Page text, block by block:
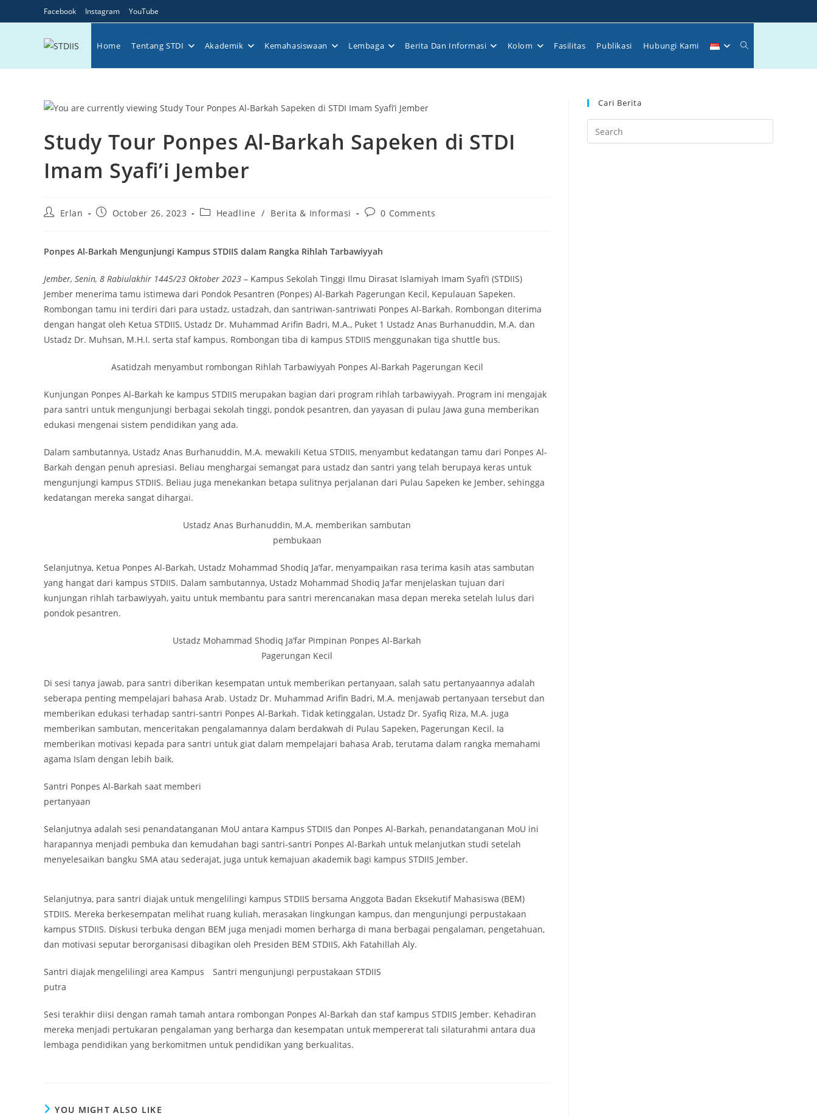
to
Facebook Instagram YouTube
Home Tentang STDI Akademik Kemahasiswaan Lembaga Berita Dan Informasi Kolom Fasilitas Publikasi Hubungi Kami Toggle
Study Tour Ponpes Al-Barkah Sapeken di STDI
Imam Syafi’i Jember
PostErlan
PostOctober 26, 2023
PostHeadline / Berita & Informasi
Post0 Comments
Ponpes Al-Barkah Mengunjungi Kampus STDIIS dalam Rangka Rihlah Tarbawiyyah
Jember, Senin, 8 Rabiulakhir 1445/23 Oktober 2023 – Kampus Sekolah Tinggi Ilmu Dirasat Islamiyah Imam Syafi’i (STDIIS)
Jember menerima tamu istimewa dari Pondok Pesantren (Ponpes) Al-Barkah Pagerungan Kecil, Kepulauan Sapeken.
Rombongan tamu ini terdiri dari para ustadz, ustadzah, dan santriwan-santriwati Ponpes Al-Barkah. Rombongan diterima
dengan hangat oleh Ketua STDIIS, Ustadz Dr. Muhammad Arifin Badri, M.A., Puket 1 Ustadz Anas Burhanuddin, M.A. dan
Ustadz Dr. Muhsan, M.H.I. serta staf kampus. Rombongan tiba di kampus STDIIS menggunakan tiga shuttle bus.
Asatidzah menyambut rombongan Rihlah Tarbawiyyah Ponpes Al-Barkah Pagerungan Kecil
Kunjungan Ponpes Al-Barkah ke kampus STDIIS merupakan bagian dari program rihlah tarbawiyyah. Program ini mengajak
para santri untuk mengunjungi berbagai sekolah tinggi, pondok pesantren, dan yayasan di pulau Jawa guna memberikan
edukasi mengenai sistem pendidikan yang ada.
Dalam sambutannya, Ustadz Anas Burhanuddin, M.A. mewakili Ketua STDIIS, menyambut kedatangan tamu dari Ponpes Al-
Barkah dengan penuh apresiasi. Beliau menghargai semangat para ustadz dan santri yang telah berupaya keras untuk
mengunjungi kampus STDIIS. Beliau juga menekankan betapa sulitnya perjalanan dari Pulau Sapeken ke Jember, sehingga
kedatangan mereka sangat dihargai.
Ustadz Anas Burhanuddin, M.A. memberikan sambutan
pembukaan
Selanjutnya, Ketua Ponpes Al-Barkah, Ustadz Mohammad Shodiq Ja’far, menyampaikan rasa terima kasih atas sambutan
yang hangat dari kampus STDIIS. Dalam sambutannya, Ustadz Mohammad Shodiq Ja’far menjelaskan tujuan dari
kunjungan rihlah tarbawiyyah, yaitu untuk membantu para santri merencanakan masa depan mereka setelah lulus dari
pondok pesantren.
Ustadz Mohammad Shodiq Ja’far Pimpinan Ponpes Al-Barkah
Pagerungan Kecil
Di sesi tanya jawab, para santri diberikan kesempatan untuk memberikan pertanyaan, salah satu pertanyaannya adalah
seberapa penting mempelajari bahasa Arab. Ustadz Dr. Muhammad Arifin Badri, M.A. menjawab pertanyaan tersebut dan
memberikan edukasi terhadap santri-santri Ponpes Al-Barkah. Tidak ketinggalan, Ustadz Dr. Syafiq Riza, M.A. juga
memberikan sambutan, menceritakan pengalamannya dalam berdakwah di Pulau Sapeken, Pagerungan Kecil. Ia
memberikan motivasi kepada para santri untuk giat dalam mempelajari bahasa Arab, terutama dalam rangka memahami
agama Islam dengan lebih baik.
Santri Ponpes Al-Barkah saat memberi
pertanyaan
Selanjutnya adalah sesi penandatanganan MoU antara Kampus STDIIS dan Ponpes Al-Barkah, penandatanganan MoU ini
harapannya menjadi pembuka dan kemudahan bagi santri-santri Ponpes Al-Barkah untuk melanjutkan studi setelah
menyelesaikan bangku SMA atau sederajat, juga untuk kemajuan akademik bagi kampus STDIIS Jember.
Selanjutnya, para santri diajak untuk mengelilingi kampus STDIIS bersama Anggota Badan Eksekutif Mahasiswa (BEM)
STDIIS. Mereka berkesempatan melihat ruang kuliah, merasakan lingkungan kampus, dan mengunjungi perpustakaan
kampus STDIIS. Diskusi terbuka dengan BEM juga menjadi momen berharga di mana berbagai pengalaman, pengetahuan,
dan motivasi seputar berorganisasi dibagikan oleh Presiden BEM STDIIS, Akh Fatahillah Aly.
Santri diajak mengelilingi area Kampus
putra
Santri mengunjungi perpustakaan STDIIS
Sesi terakhir diisi dengan ramah tamah antara rombongan Ponpes Al-Barkah dan staf kampus STDIIS Jember. Kehadiran
mereka menjadi pertukaran pengalaman yang berharga dan kesempatan untuk mempererat tali silaturahmi antara dua
lembaga pendidikan yang berkomitmen untuk pendidikan yang berkualitas.
YOU MIGHT ALSO LIKE
Cari Berita